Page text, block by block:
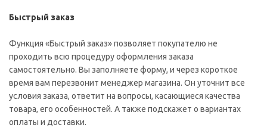
Быстрый заказ
Функция «Быстрый заказ» позволяет покупателю не
проходить всю процедуру оформления заказа
самостоятельно. Вы заполняете форму, и через короткое
время вам перезвонит менеджер магазина. Он уточнит все
условия заказа, ответит на вопросы, касающиеся качества
товара, его особенностей. А также подскажет о вариантах
оплаты и доставки.